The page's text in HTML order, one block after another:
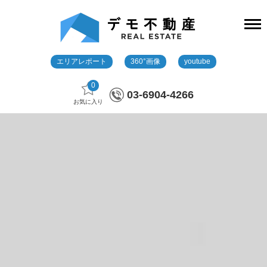
エリアレポート 360°画像 youtube
0
お気に入り
03-6904-4266